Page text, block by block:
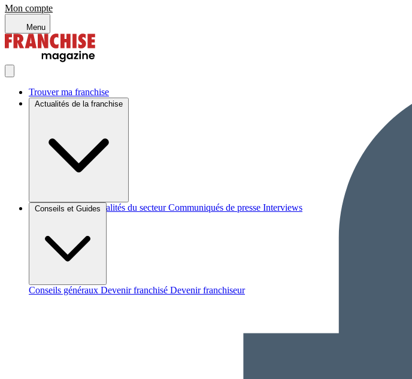
Mon compte
Menu
Trouver ma franchise
Actualités de la franchise
Brèves et actus Actualités du secteur Communiqués de presse Interviews
Conseils et Guides
Conseils généraux Devenir franchisé Devenir franchiseur